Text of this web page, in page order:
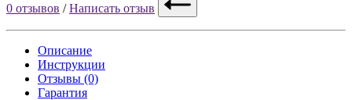
0 отзывов /Написать отзыв
Описание
Инструкции
Отзывы (0)
Гарантия